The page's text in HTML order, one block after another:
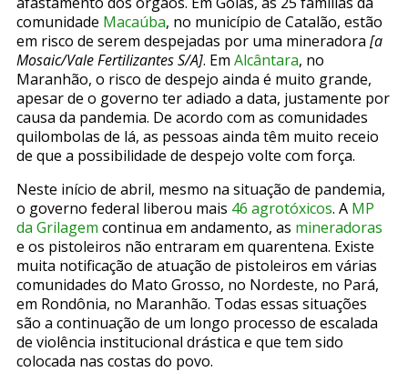
comunidade Macaúba, no município de Catalão, estão
em risco de serem despejadas por uma mineradora [a
Mosaic/Vale Fertilizantes S/A]. Em Alcântara, no
Maranhão, o risco de despejo ainda é muito grande,
apesar de o governo ter adiado a data, justamente por
causa da pandemia. De acordo com as comunidades
quilombolas de lá, as pessoas ainda têm muito receio
de que a possibilidade de despejo volte com força.
Neste início de abril, mesmo na situação de pandemia,
o governo federal liberou mais 46 agrotóxicos. A MP
da Grilagem continua em andamento, as mineradoras
e os pistoleiros não entraram em quarentena. Existe
muita notificação de atuação de pistoleiros em várias
comunidades do Mato Grosso, no Nordeste, no Pará,
em Rondônia, no Maranhão. Todas essas situações
são a continuação de um longo processo de escalada
de violência institucional drástica e que tem sido
colocada nas costas do povo.